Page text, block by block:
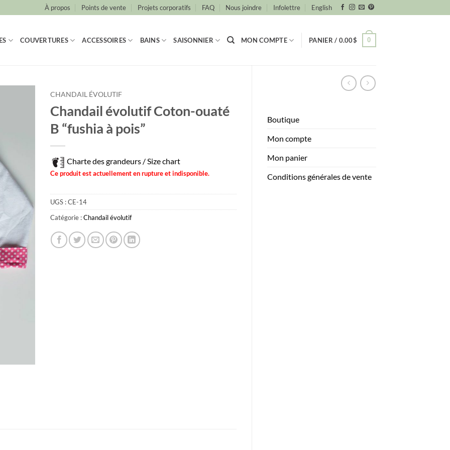
À propos Points de vente Projets corporatifs FAQ Nous joindre Infolettre English
COUVERTURES ACCESSOIRES BAINS SAISONNIER MON COMPTE PANIER / 0.00$ 0
Boutique
Mon compte
Mon panier
Conditions générales de vente
CHANDAIL ÉVOLUTIF
Chandail évolutif Coton-ouaté
B “fushia à pois”
Charte des grandeurs / Size chart
Ce produit est actuellement en rupture et indisponible.
UGS :CE-14
Catégorie :Chandail évolutif